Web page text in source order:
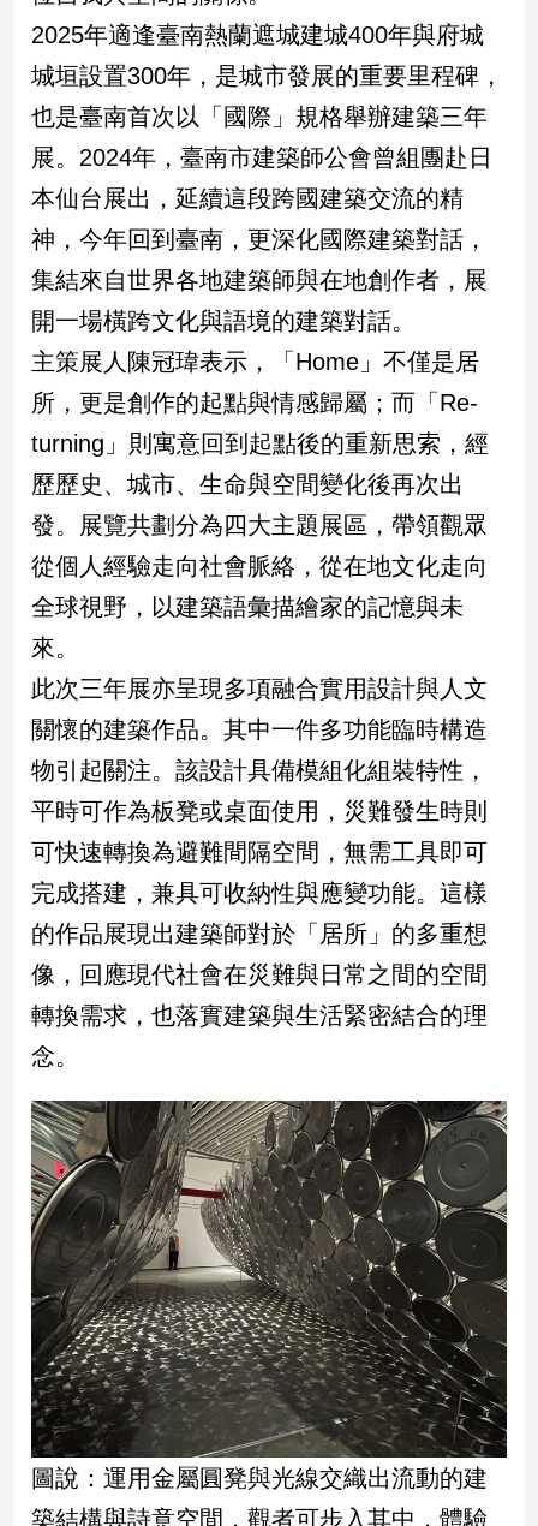
會
焦
點
觀
點
兩
國
際
社
會/
地
冠
病
毒
專
南
灣
觀
點
南
台
灣
觀
娛
娛
樂
星
聞
流
時
追
星
生
活
2025年適逢臺南熱蘭遮城建城400年與府城
城垣設置300年，是城市發展的重要里程碑，
也是臺南首次以「國際」規格舉辦建築三年
展。2024年，臺南市建築師公會曾組團赴日
本仙台展出，延續這段跨國建築交流的精
神，今年回到臺南，更深化國際建築對話，
集結來自世界各地建築師與在地創作者，展
開一場橫跨文化與語境的建築對話。
主策展人陳冠瑋表示，「Home」不僅是居
所，更是創作的起點與情感歸屬；而「Re-
turning」則寓意回到起點後的重新思索，經
歷歷史、城市、生命與空間變化後再次出
發。展覽共劃分為四大主題展區，帶領觀眾
從個人經驗走向社會脈絡，從在地文化走向
全球視野，以建築語彙描繪家的記憶與未
來。
此次三年展亦呈現多項融合實用設計與人文
關懷的建築作品。其中一件多功能臨時構造
物引起關注。該設計具備模組化組裝特性，
平時可作為板凳或桌面使用，災難發生時則
可快速轉換為避難間隔空間，無需工具即可
完成搭建，兼具可收納性與應變功能。這樣
的作品展現出建築師對於「居所」的多重想
像，回應現代社會在災難與日常之間的空間
轉換需求，也落實建築與生活緊密結合的理
念。
圖說：運用金屬圓凳與光線交織出流動的建
築結構與詩意空間，觀者可步入其中，體驗